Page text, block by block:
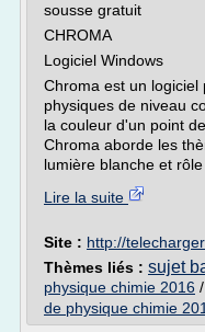
sousse gratuit
CHROMA
Logiciel Windows
Chroma est un logiciel
physiques de niveau
la couleur d'un point
Chroma aborde les
lumière blanche et rôle
Lire la suite
Site : http://
Thèmes liés : sujet
physique chimie 2016 /
de physique chimie